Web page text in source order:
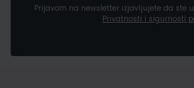
Prijavom na newsletter izjavljujete da ste
Privatnosti i sigurnosti